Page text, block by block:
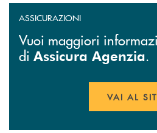
ASSICURAZIONI
Vuoi maggiori
di Assicura Agenzia.
VAI AL